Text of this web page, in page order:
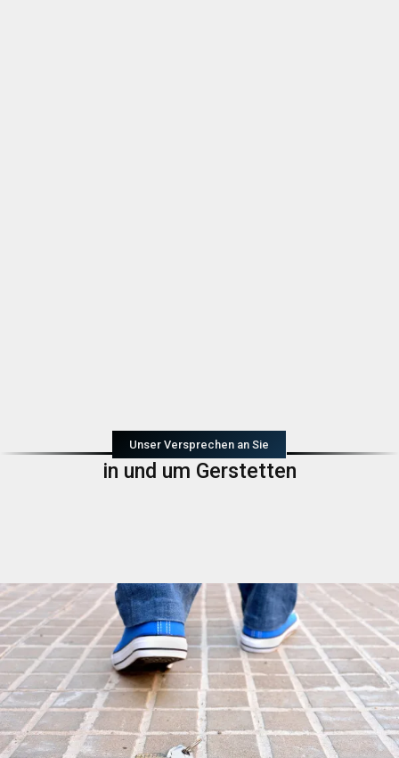
Unser Versprechen an Sie
in und um Gerstetten